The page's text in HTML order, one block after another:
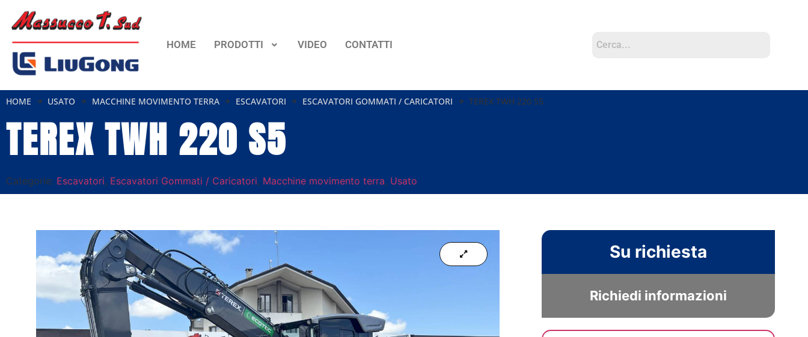
HOME PRODOTTI VIDEO CONTATTI
HOME USATO MACCHINE MOVIMENTO TERRA ESCAVATORI ESCAVATORI GOMMATI / CARICATORI TEREX TWH 220 S5
TEREX TWH 220 S5
Categorie: Escavatori, Escavatori Gommati / Caricatori, Macchine movimento terra, Usato
Su richiesta
Richiedi informazioni